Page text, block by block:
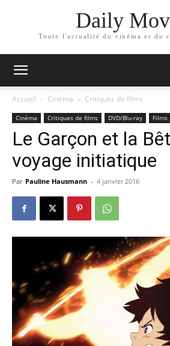
Daily
Toute l'actualité du cinéma et du
Accueil Cinéma Critiques de films
Cinéma Critiques de films DVD/Blu-ray Films
Le Garçon et la
voyage initiatique
Par Pauline Hausmann - 4 janvier 2016